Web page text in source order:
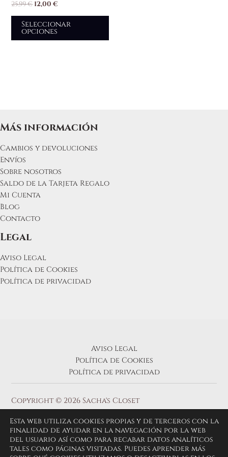
25,99€12,00€
Seleccionar
opciones
se
Más información
Cambios y devoluciones
Envíos
Sobre nosotros
Saldo de la Tarjeta Regalo
Mi Cuenta
Blog
Contacto
Legal
Aviso Legal
Política de Cookies
Política de privacidad
Aviso Legal
Política de Cookies
Política de privacidad
Copyright © 2026 Sacha's Closet
Esta web utiliza cookies propias y de terceros con la
finalidad de ayudar en la navegación por la web
del usuario así como para recabar datos analíticos
tales como páginas visitadas. Puedes aprender más